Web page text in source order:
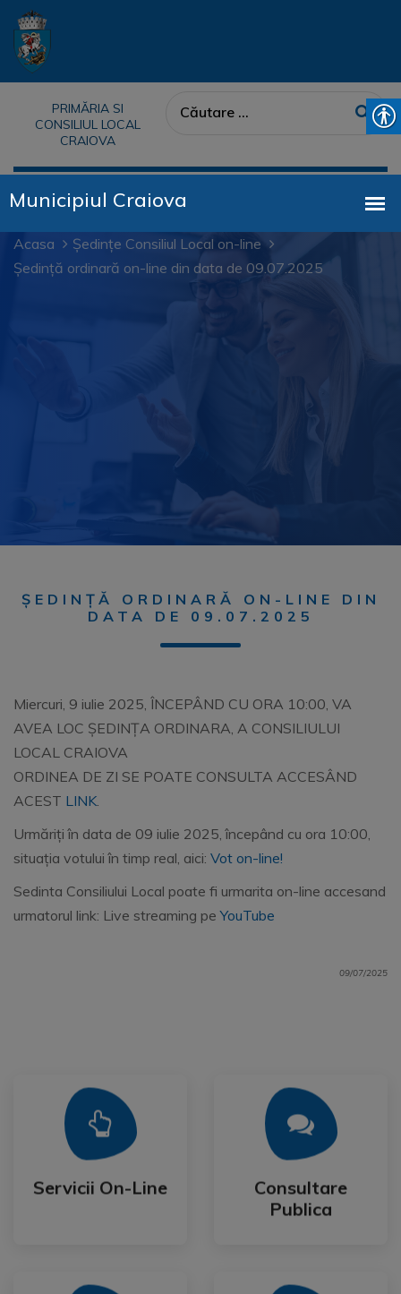
PRIMĂRIA SI
CONSILIUL LOCAL
CRAIOVA
Acasa
Ședințe Consiliul Local on-line
Ședință ordinară on-line din data de 09.07.2025
ȘEDINȚĂ ORDINARĂ ON-LINE DIN
DATA DE 09.07.2025
Miercuri, 9 iulie 2025, ÎNCEPÂND CU ORA 10:00, VA
AVEA LOC ȘEDINȚA ORDINARA, A CONSILIULUI
LOCAL CRAIOVA
ORDINEA DE ZI SE POATE CONSULTA ACCESÂND
ACEST LINK.
Urmăriți în data de 09 iulie 2025, începând cu ora 10:00,
situația votului în timp real, aici: Vot on-line!
Sedinta Consiliului Local poate fi urmarita on-line accesand
urmatorul link: Live streaming peYouTube
09/07/2025
Servicii On-Line
Servicii On-Line
Mai Mult
Consultare
Publica
Consultare
Publica
Mai Mult